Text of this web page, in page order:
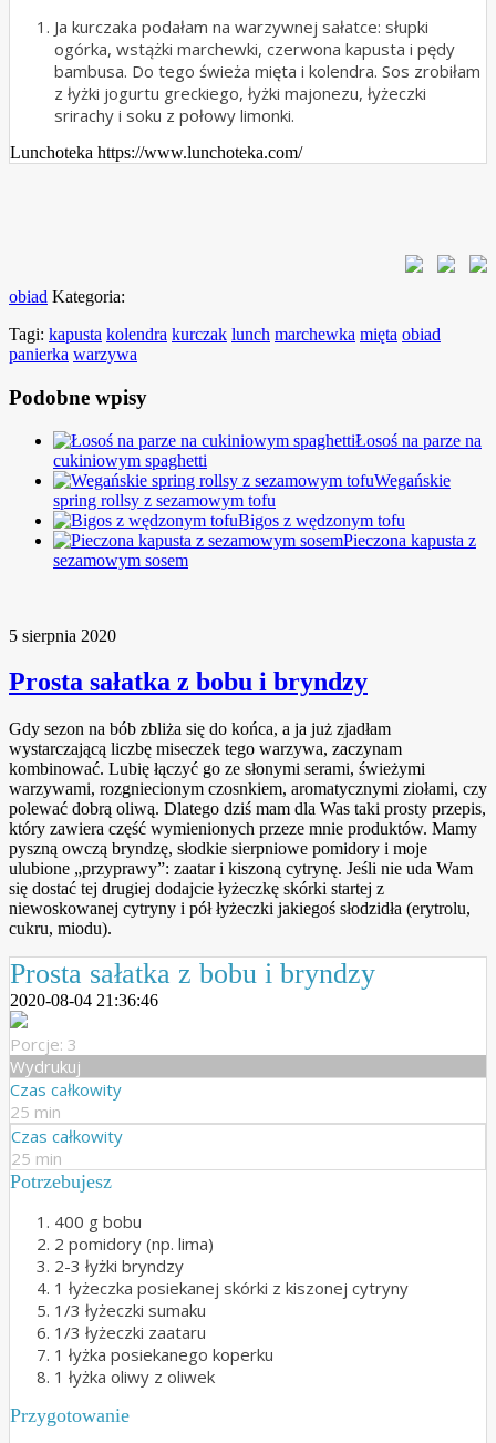
Ja kurczaka podałam na warzywnej sałatce: słupki
ogórka, wstążki marchewki, czerwona kapusta i pędy
bambusa. Do tego świeża mięta i kolendra. Sos zrobiłam
z łyżki jogurtu greckiego, łyżki majonezu, łyżeczki
srirachy i soku z połowy limonki.
Lunchoteka https://www.lunchoteka.com/
obiad Kategoria:
Tagi: kapusta kolendra kurczak lunch marchewka mięta obiad
panierka warzywa
Podobne wpisy
Łosoś na parze na
cukiniowym spaghetti
Wegańskie
spring rollsy z sezamowym tofu
Bigos z wędzonym tofu
Pieczona kapusta z
sezamowym sosem
5 sierpnia 2020
Prosta sałatka z bobu i bryndzy
Gdy sezon na bób zbliża się do końca, a ja już zjadłam
wystarczającą liczbę miseczek tego warzywa, zaczynam
kombinować. Lubię łączyć go ze słonymi serami, świeżymi
warzywami, rozgniecionym czosnkiem, aromatycznymi ziołami, czy
polewać dobrą oliwą. Dlatego dziś mam dla Was taki prosty przepis,
który zawiera część wymienionych przeze mnie produktów. Mamy
pyszną owczą bryndzę, słodkie sierpniowe pomidory i moje
ulubione „przyprawy”: zaatar i kiszoną cytrynę. Jeśli nie uda Wam
się dostać tej drugiej dodajcie łyżeczkę skórki startej z
niewoskowanej cytryny i pół łyżeczki jakiegoś słodzidła (erytrolu,
cukru, miodu).
Prosta sałatka z bobu i bryndzy
2020-08-04 21:36:46
Porcje: 3
Wydrukuj
Czas całkowity
25 min
Czas całkowity
25 min
Potrzebujesz
400 g bobu
2 pomidory (np. lima)
2-3 łyżki bryndzy
1 łyżeczka posiekanej skórki z kiszonej cytryny
1/3 łyżeczki sumaku
1/3 łyżeczki zaataru
1 łyżka posiekanego koperku
1 łyżka oliwy z oliwek
Przygotowanie